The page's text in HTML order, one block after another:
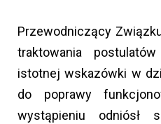
Przewodniczący
traktowania
istotnej wskazówki w
do poprawy
wystąpieniu